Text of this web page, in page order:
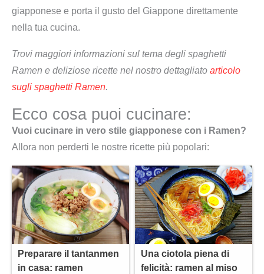
giapponese e porta il gusto del Giappone direttamente
nella tua cucina.
Trovi maggiori informazioni sul tema degli spaghetti
Ramen e deliziose ricette nel nostro dettagliato articolo
sugli spaghetti Ramen.
Ecco cosa puoi cucinare:
Vuoi cucinare in vero stile giapponese con i Ramen?
Allora non perderti le nostre ricette più popolari:
Preparare il tantanmen
in casa: ramen
Una ciotola piena di
felicità: ramen al miso